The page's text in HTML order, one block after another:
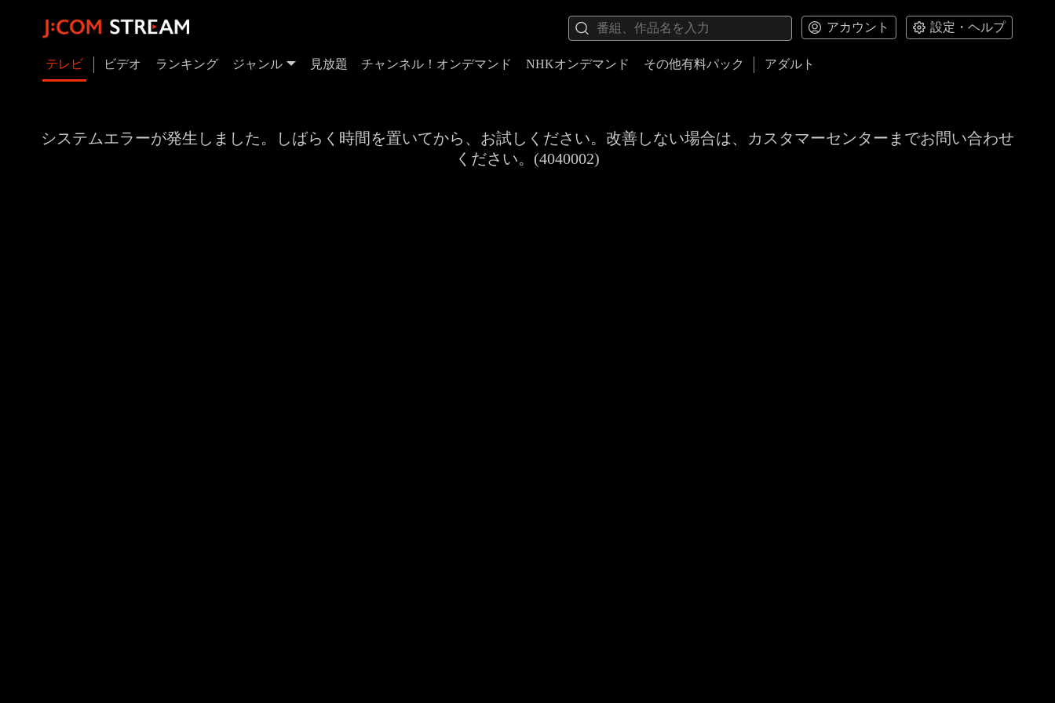
アカウント 設定・ヘルプ
テレビ ビデオ ランキング ジャンル 見放題 チャンネル！オンデマンド NHKオンデマンド その他有料パック アダルト
システムエラーが発生しました。しばらく時間を置いてから、お試しください。改善しない場合は、カスタマーセンターまでお問い合わせ
ください。(4040002)